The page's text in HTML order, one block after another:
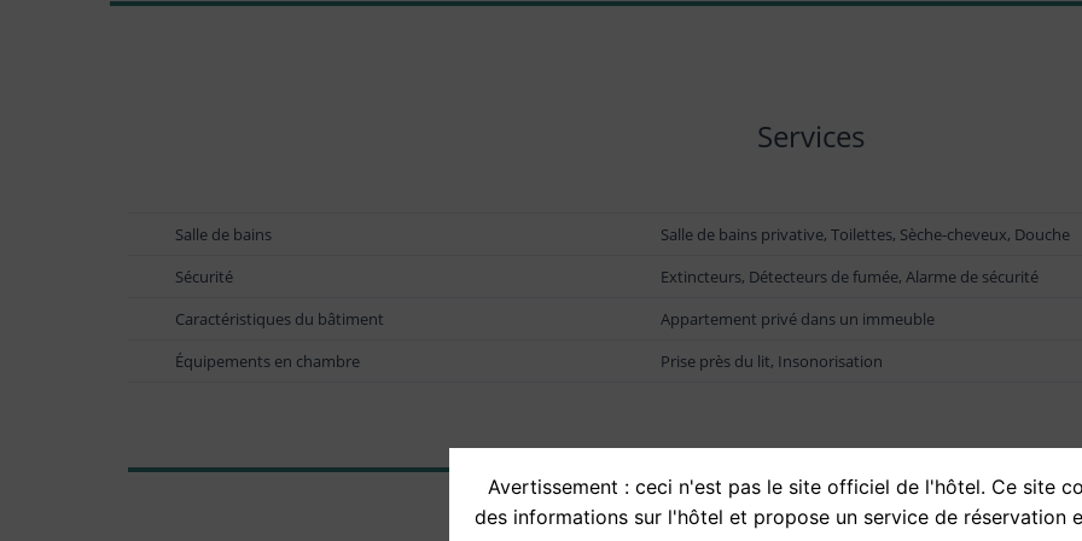
Services
Salle de bains
Salle de bains privative, Toilettes, Sèche-cheveux, Douche
Sécurité
Extincteurs, Détecteurs de fumée, Alarme de sécurité
Caractéristiques du bâtiment
Appartement privé dans un immeuble
Équipements en chambre
Prise près du lit, Insonorisation
Avertissement : ceci n'est pas le site officiel de l'hôtel. Ce site
des informations sur l'hôtel et propose un service de réservation